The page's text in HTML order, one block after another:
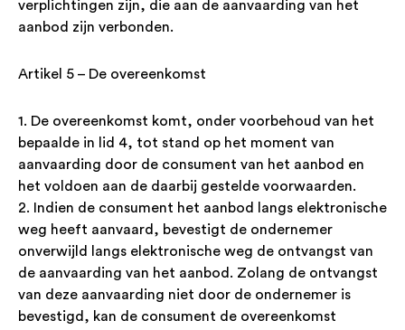
verplichtingen zijn, die aan de aanvaarding van het
aanbod zijn verbonden.
Artikel 5 – De overeenkomst
1. De overeenkomst komt, onder voorbehoud van het
bepaalde in lid 4, tot stand op het moment van
aanvaarding door de consument van het aanbod en
het voldoen aan de daarbij gestelde voorwaarden.
2. Indien de consument het aanbod langs elektronische
weg heeft aanvaard, bevestigt de ondernemer
onverwijld langs elektronische weg de ontvangst van
de aanvaarding van het aanbod. Zolang de ontvangst
van deze aanvaarding niet door de ondernemer is
bevestigd, kan de consument de overeenkomst